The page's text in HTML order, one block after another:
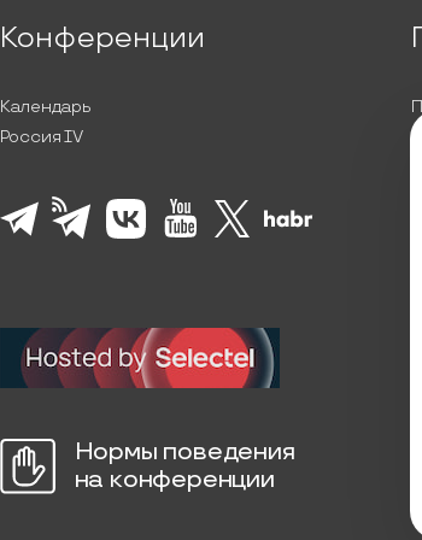
Конференции
Календарь
Россия IV
Нормы поведения
на конференции